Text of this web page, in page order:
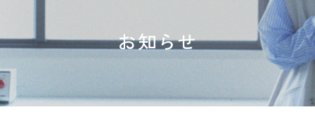
お知らせ